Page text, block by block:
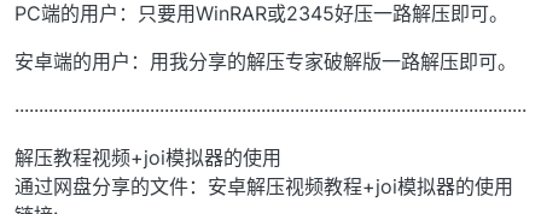
PC端的用户：只要用WinRAR或2345好压一路解压即可。
安卓端的用户：用我分享的解压专家破解版一路解压即可。
··········································································································
解压教程视频+joi模拟器的使用
通过网盘分享的文件：安卓解压视频教程+joi模拟器的使用